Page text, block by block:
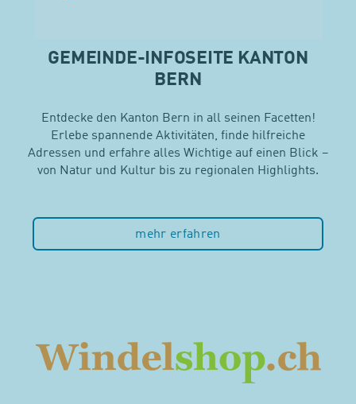
GEMEINDE-INFOSEITE KANTON
BERN
ChatGPT:
Entdecke den Kanton Bern in all seinen Facetten!
Erlebe spannende Aktivitäten, finde hilfreiche
Adressen und erfahre alles Wichtige auf einen Blick –
von Natur und Kultur bis zu regionalen Highlights.
mehr erfahren